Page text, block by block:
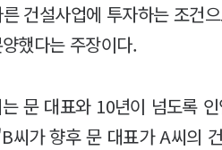
건설사업에 투자하는 조건
했다는 주장이다.
문 대표와 10년이 넘도록
가 향후 문 대표가 A씨의